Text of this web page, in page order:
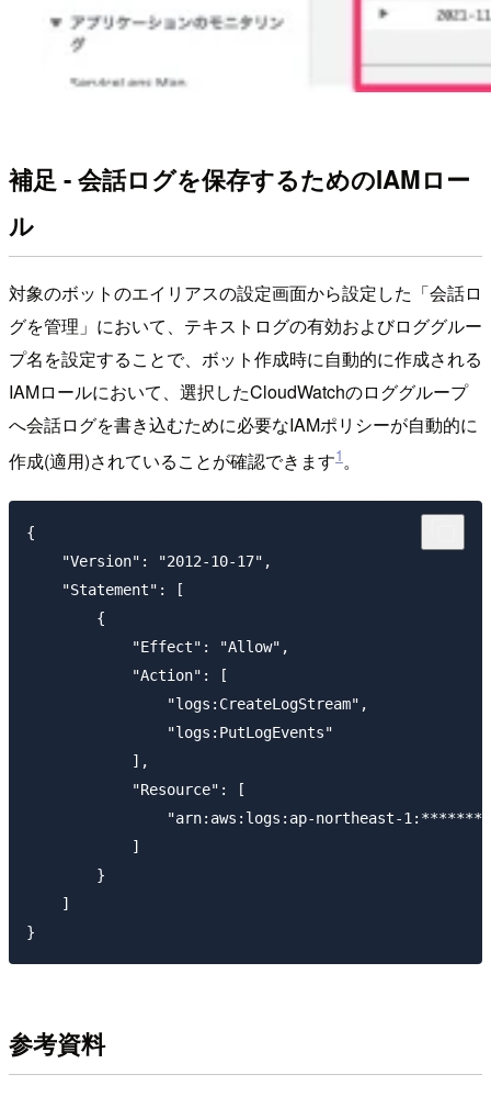
補足 - 会話ログを保存するためのIAMロー
ル
対象のボットのエイリアスの設定画面から設定した「会話ロ
グを管理」において、テキストログの有効およびロググルー
プ名を設定することで、ボット作成時に自動的に作成される
IAMロールにおいて、選択したCloudWatchのロググループ
へ会話ログを書き込むために必要なIAMポリシーが自動的に
作成(適用)されていることが確認できます1。
{
    "Version": "2012-10-17",
    "Statement": [
        {
            "Effect": "Allow",
            "Action": [
                "logs:CreateLogStream",
                "logs:PutLogEvents"
            ],
            "Resource": [
"arn:aws:logs:ap-northeast-
            ]
        }
    ]
参考資料